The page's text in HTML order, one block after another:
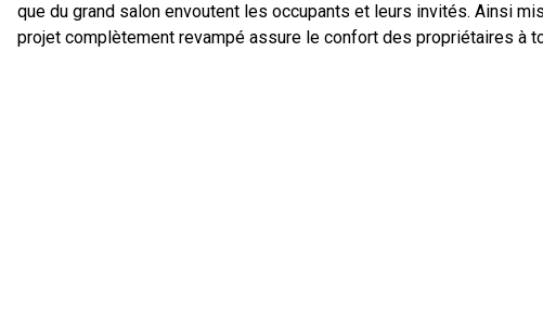
que du grand salon envoutent les occupants et leurs invités. Ainsi
projet complètement revampé assure le confort des propriétaires à